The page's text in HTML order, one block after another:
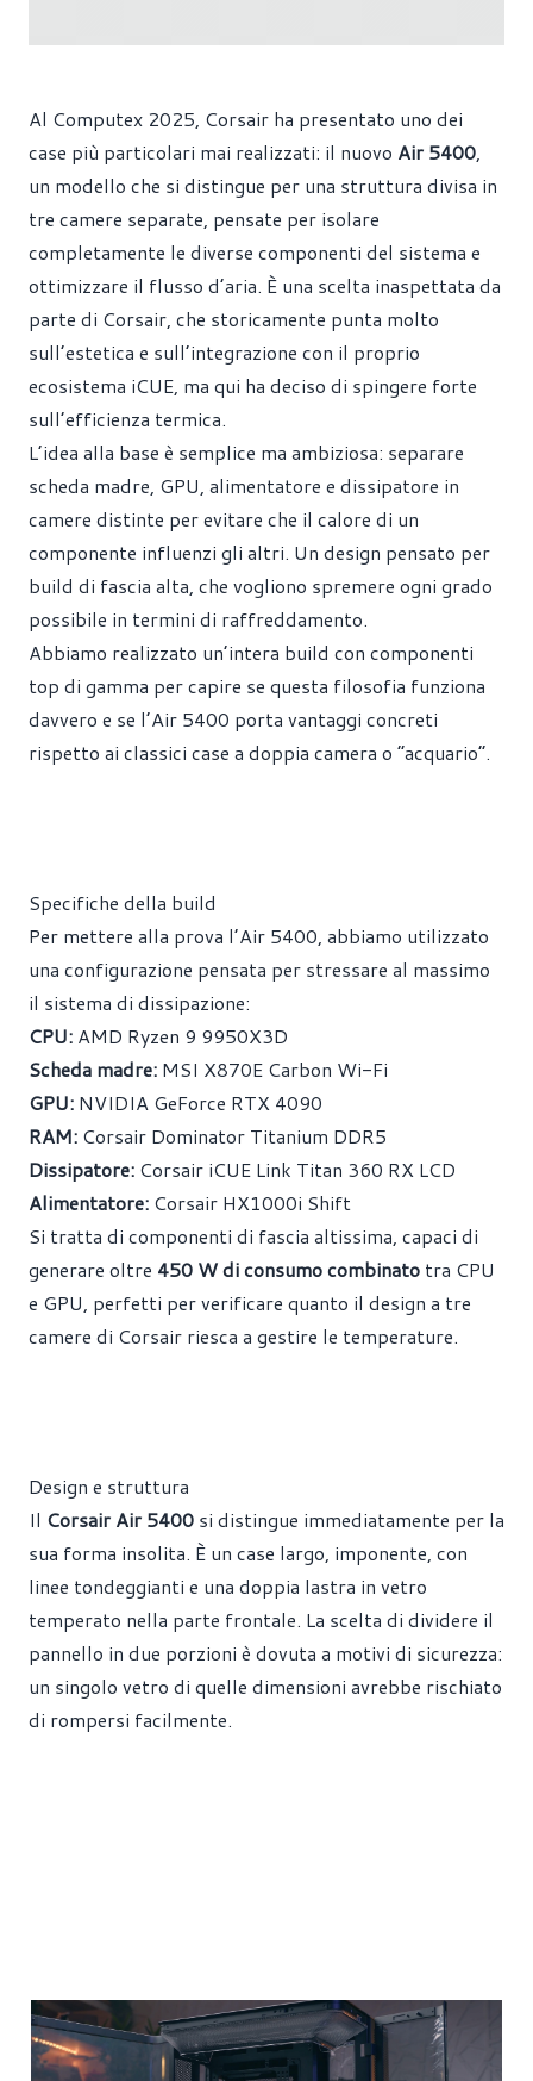
Al Computex 2025, Corsair ha presentato uno dei
case più particolari mai realizzati: il nuovo Air 5400,
un modello che si distingue per una struttura divisa in
tre camere separate, pensate per isolare
completamente le diverse componenti del sistema e
ottimizzare il flusso d’aria. È una scelta inaspettata da
parte di Corsair, che storicamente punta molto
sull’estetica e sull’integrazione con il proprio
ecosistema iCUE, ma qui ha deciso di spingere forte
sull’efficienza termica.
L’idea alla base è semplice ma ambiziosa: separare
scheda madre, GPU, alimentatore e dissipatore in
camere distinte per evitare che il calore di un
componente influenzi gli altri. Un design pensato per
build di fascia alta, che vogliono spremere ogni grado
possibile in termini di raffreddamento.
Abbiamo realizzato un’intera build con componenti
top di gamma per capire se questa filosofia funziona
davvero e se l’Air 5400 porta vantaggi concreti
rispetto ai classici case a doppia camera o “acquario”.
Specifiche della build
Per mettere alla prova l’Air 5400, abbiamo utilizzato
una configurazione pensata per stressare al massimo
il sistema di dissipazione:
CPU: AMD Ryzen 9 9950X3D
Scheda madre: MSI X870E Carbon Wi-Fi
GPU: NVIDIA GeForce RTX 4090
RAM: Corsair Dominator Titanium DDR5
Dissipatore: Corsair iCUE Link Titan 360 RX LCD
Alimentatore: Corsair HX1000i Shift
Si tratta di componenti di fascia altissima, capaci di
generare oltre 450 W di consumo combinato tra CPU
e GPU, perfetti per verificare quanto il design a tre
camere di Corsair riesca a gestire le temperature.
Design e struttura
Il Corsair Air 5400 si distingue immediatamente per la
sua forma insolita. È un case largo, imponente, con
linee tondeggianti e una doppia lastra in vetro
temperato nella parte frontale. La scelta di dividere il
pannello in due porzioni è dovuta a motivi di sicurezza:
un singolo vetro di quelle dimensioni avrebbe rischiato
di rompersi facilmente.